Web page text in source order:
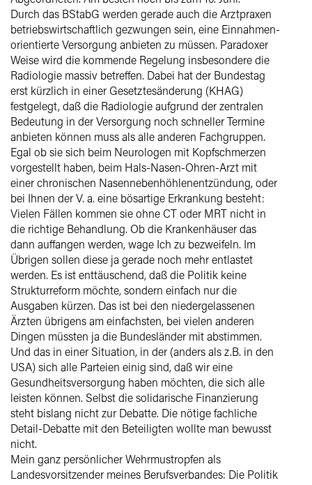
Durch das BStabG werden gerade auch die Arztpraxen
betriebswirtschaftlich gezwungen sein, eine Einnahmen-
orientierte Versorgung anbieten zu müssen. Paradoxer
Weise wird die kommende Regelung insbesondere die
Radiologie massiv betreffen. Dabei hat der Bundestag
erst kürzlich in einer Gesetztesänderung (KHAG)
festgelegt, daß die Radiologie aufgrund der zentralen
Bedeutung in der Versorgung noch schneller Termine
anbieten können muss als alle anderen Fachgruppen.
Egal ob sie sich beim Neurologen mit Kopfschmerzen
vorgestellt haben, beim Hals-Nasen-Ohren-Arzt mit
einer chronischen Nasennebenhöhlenentzündung, oder
bei Ihnen der V. a. eine bösartige Erkrankung besteht:
Vielen Fällen kommen sie ohne CT oder MRT nicht in
die richtige Behandlung. Ob die Krankenhäuser das
dann auffangen werden, wage Ich zu bezweifeln. Im
Übrigen sollen diese ja gerade noch mehr entlastet
werden. Es ist enttäuschend, daß die Politik keine
Strukturreform möchte, sondern einfach nur die
Ausgaben kürzen. Das ist bei den niedergelassenen
Ärzten übrigens am einfachsten, bei vielen anderen
Dingen müssten ja die Bundesländer mit abstimmen.
Und das in einer Situation, in der (anders als z.B. in den
USA) sich alle Parteien einig sind, daß wir eine
Gesundheitsversorgung haben möchten, die sich alle
leisten können. Selbst die solidarische Finanzierung
steht bislang nicht zur Debatte. Die nötige fachliche
Detail-Debatte mit den Beteiligten wollte man bewusst
nicht.
Mein ganz persönlicher Wehrmustropfen als
Landesvorsitzender meines Berufsverbandes: Die Politik